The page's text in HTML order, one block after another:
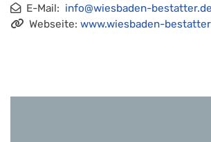
E-Mail: info@wiesbaden-bestatter.de
Webseite: www.wiesbaden-